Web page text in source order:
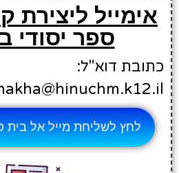
אימייל ליצירת
ספר יסודי
כתובת דוא"ל:
לחץ לשליחת מייל אל בית